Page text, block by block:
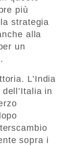
più
strategia
alla
un
L’India
in
sopra i